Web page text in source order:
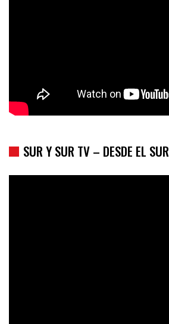
SUR Y SUR TV – DESDE EL SUR